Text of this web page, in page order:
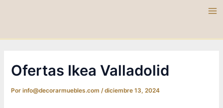
Ofertas Ikea Valladolid
Porinfo@decorarmuebles.com /diciembre 13, 2024